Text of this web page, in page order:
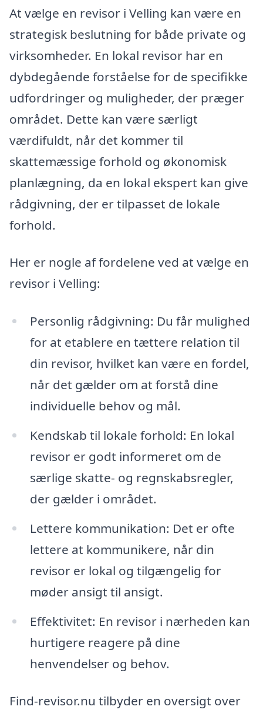
At vælge en revisor i Velling kan være en
strategisk beslutning for både private og
virksomheder. En lokal revisor har en
dybdegående forståelse for de specifikke
udfordringer og muligheder, der præger
området. Dette kan være særligt
værdifuldt, når det kommer til
skattemæssige forhold og økonomisk
planlægning, da en lokal ekspert kan give
rådgivning, der er tilpasset de lokale
forhold.
Her er nogle af fordelene ved at vælge en
revisor i Velling:
Personlig rådgivning: Du får mulighed
for at etablere en tættere relation til
din revisor, hvilket kan være en fordel,
når det gælder om at forstå dine
individuelle behov og mål.
Kendskab til lokale forhold: En lokal
revisor er godt informeret om de
særlige skatte- og regnskabsregler,
der gælder i området.
Lettere kommunikation: Det er ofte
lettere at kommunikere, når din
revisor er lokal og tilgængelig for
møder ansigt til ansigt.
Effektivitet: En revisor i nærheden kan
hurtigere reagere på dine
henvendelser og behov.
Find-revisor.nu tilbyder en oversigt over